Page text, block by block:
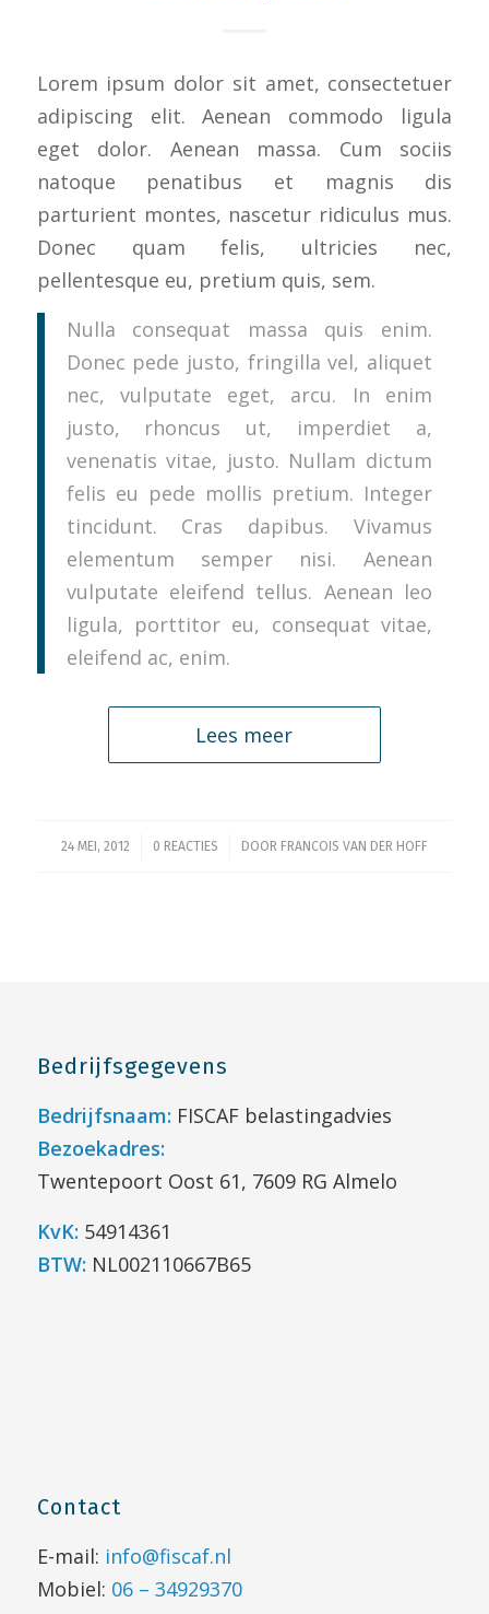
Lorem ipsum dolor sit amet, consectetuer
adipiscing elit. Aenean commodo ligula
eget dolor. Aenean massa. Cum sociis
natoque penatibus et magnis dis
parturient montes, nascetur ridiculus mus.
Donec quam felis, ultricies nec,
pellentesque eu, pretium quis, sem.
Nulla consequat massa quis enim.
Donec pede justo, fringilla vel, aliquet
nec, vulputate eget, arcu. In enim
justo, rhoncus ut, imperdiet a,
venenatis vitae, justo. Nullam dictum
felis eu pede mollis pretium. Integer
tincidunt. Cras dapibus. Vivamus
elementum semper nisi. Aenean
vulputate eleifend tellus. Aenean leo
ligula, porttitor eu, consequat vitae,
eleifend ac, enim.
Lees meer
24 MEI, 2012
/ 0 REACTIES
/ DOOR FRANCOIS VAN DER HOFF
Bedrijfsgegevens
Bedrijfsnaam: FISCAF belastingadvies
Bezoekadres:
Twentepoort Oost 61, 7609 RG Almelo
KvK: 54914361
BTW: NL002110667B65
Contact
E-mail: info@fiscaf.nl
Mobiel: 06 – 34929370